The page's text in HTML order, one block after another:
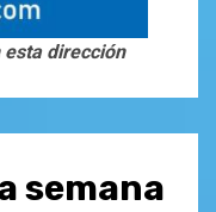
dirección
semana